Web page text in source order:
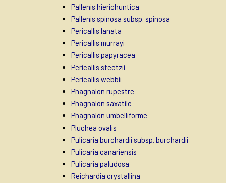
Pallenis hierichuntica
Pallenis spinosa subsp. spinosa
Pericallis lanata
Pericallis murrayi
Pericallis papyracea
Pericallis steetzii
Pericallis webbii
Phagnalon rupestre
Phagnalon saxatile
Phagnalon umbelliforme
Pluchea ovalis
Pulicaria burchardii subsp. burchardii
Pulicaria canariensis
Pulicaria paludosa
Reichardia crystallina